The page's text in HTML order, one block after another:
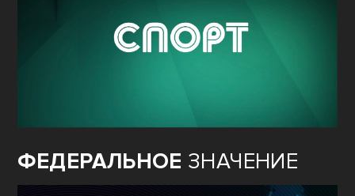
ФЕДЕРАЛЬНОЕ ЗНАЧЕНИЕ